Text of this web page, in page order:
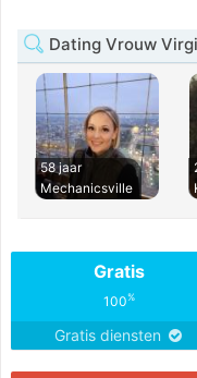
Dating Vrouw
58 jaar
Mechanicsville
Gratis
100%
Gratis diensten